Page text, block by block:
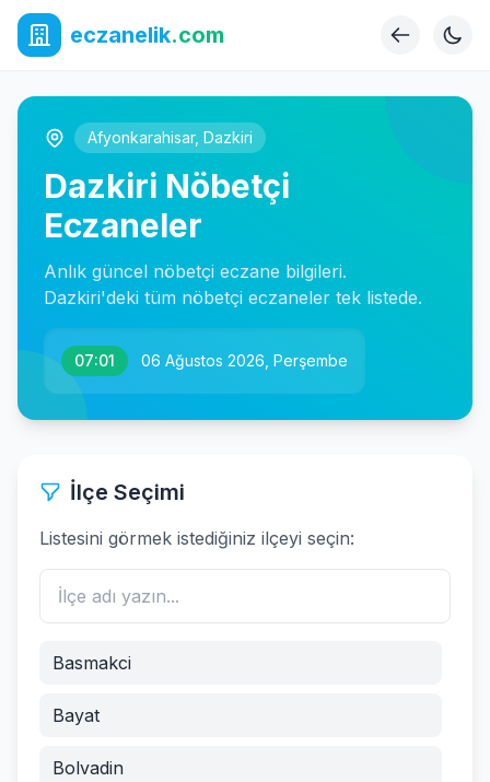
eczanelik.com
Afyonkarahisar, Dazkiri
Dazkiri Nöbetçi
Eczaneler
Anlık güncel nöbetçi eczane bilgileri.
Dazkiri'deki tüm nöbetçi eczaneler tek listede.
07:01 06 Ağustos 2026, Perşembe
İlçe Seçimi
Listesini görmek istediğiniz ilçeyi seçin:
Basmakci
Bayat
Bolvadin